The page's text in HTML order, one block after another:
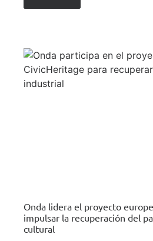
Onda lidera el proyecto
impulsar la recuperación del
cultural